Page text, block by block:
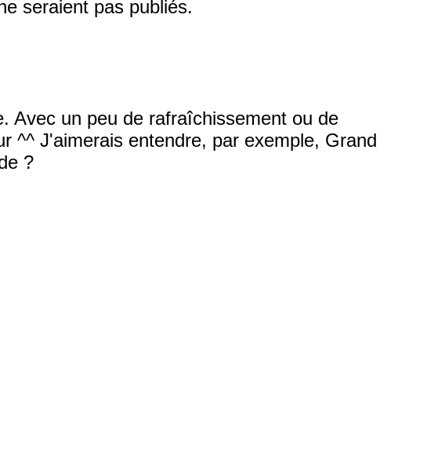
seraient pas publiés.
Avec un peu de rafraîchissement ou de
^^ J'aimerais entendre, par exemple, Grand
?